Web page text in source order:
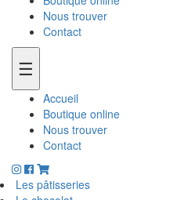
Nous trouver
Contact
☰
Accueil
Boutique online
Nous trouver
Contact
Les pâtisseries